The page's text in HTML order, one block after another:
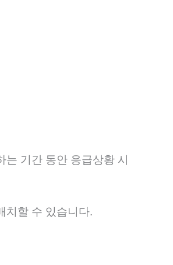
기간 동안 응급상황 시
치할 수 있습니다.